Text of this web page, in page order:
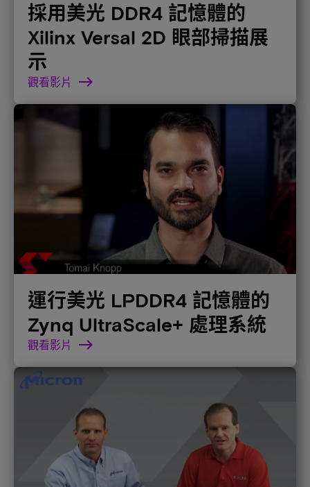
採用美光 DDR4 記憶體的
Xilinx Versal 2D 眼部掃描展
示
觀看影片
運行美光 LPDDR4 記憶體的
Zynq UltraScale+ 處理系統
觀看影片